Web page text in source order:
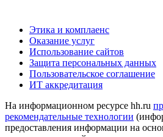
Этика и комплаенс
Оказание услуг
Использование сайтов
Защита персональных данных
Пользовательское соглашение
ИТ аккредитация
На информационном ресурсе hh.ru
рекомендательные технологии
предоставления информации на